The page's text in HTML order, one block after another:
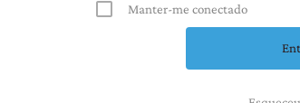
Manter-me conectado